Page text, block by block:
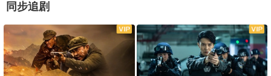
同步追剧
全33集 全42集